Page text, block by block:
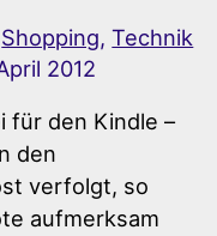
Shopping,Technik
2012
für den Kindle –
den
verfolgt, so
aufmerksam